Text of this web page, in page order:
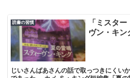
読書の習慣
「ミスタ
ヴン・キン
じいさんばあさんの話で取っつきにくい